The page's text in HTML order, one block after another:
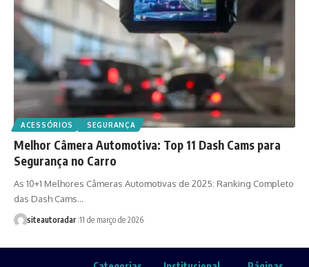
ACESSÓRIOS SEGURANÇA
Melhor Câmera Automotiva: Top 11 Dash Cams para
Segurança no Carro
As 10+1 Melhores Câmeras Automotivas de 2025: Ranking Completo
das Dash Cams…
siteautoradar 11 de março de 2026